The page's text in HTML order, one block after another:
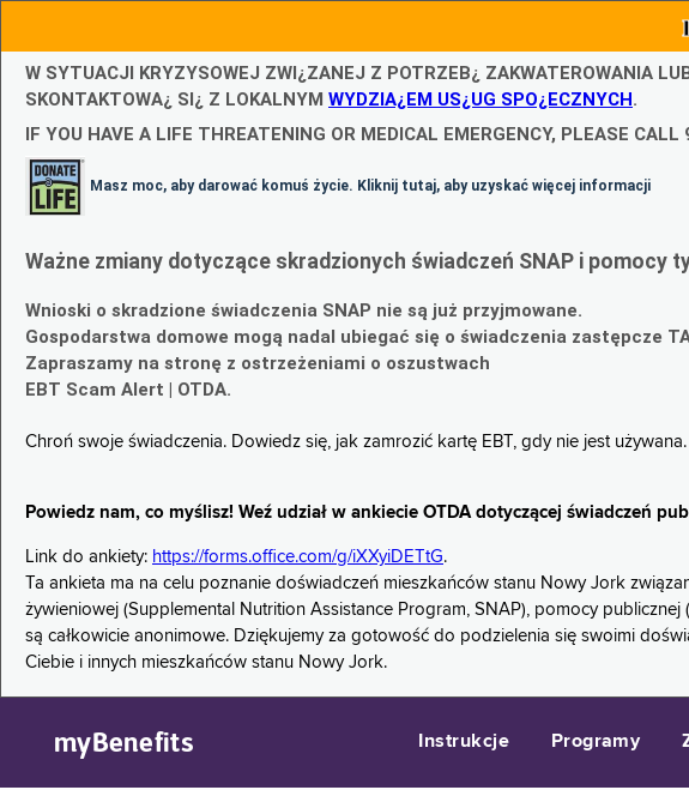
W SYTUACJI KRYZYSOWEJ ZWI¿ZANEJ Z POTRZEB¿ ZAKWATEROWANIA
SKONTAKTOWA¿ SI¿ Z LOKALNYM WYDZIA¿EM US¿UG SPO¿ECZNYCH.
IF YOU HAVE A LIFE THREATENING OR MEDICAL EMERGENCY, PLEASE CALL
Masz moc, aby darować komuś życie. Kliknij tutaj, aby uzyskać więcej informacji
Ważne zmiany dotyczące skradzionych świadczeń SNAP i pomocy
Wnioski o skradzione świadczenia SNAP nie są już przyjmowane.
Gospodarstwa domowe mogą nadal ubiegać się o świadczenia zastępcze
Zapraszamy na stronę z ostrzeżeniami o oszustwach
EBT Scam Alert | OTDA.
Chroń swoje świadczenia. Dowiedz się, jak zamrozić kartę EBT, gdy nie jest
Powiedz nam, co myślisz! Weź udział w ankiecie OTDA dotyczącej świadczeń
Link do ankiety: https://forms.office.com/g/iXXyiDETtG.
Ta ankieta ma na celu poznanie doświadczeń mieszkańców stanu Nowy Jork
żywieniowej (Supplemental Nutrition Assistance Program, SNAP), pomocy
są całkowicie anonimowe. Dziękujemy za gotowość do podzielenia się swoimi
Ciebie i innych mieszkańców stanu Nowy Jork.
myBenefits Instrukcje Programy